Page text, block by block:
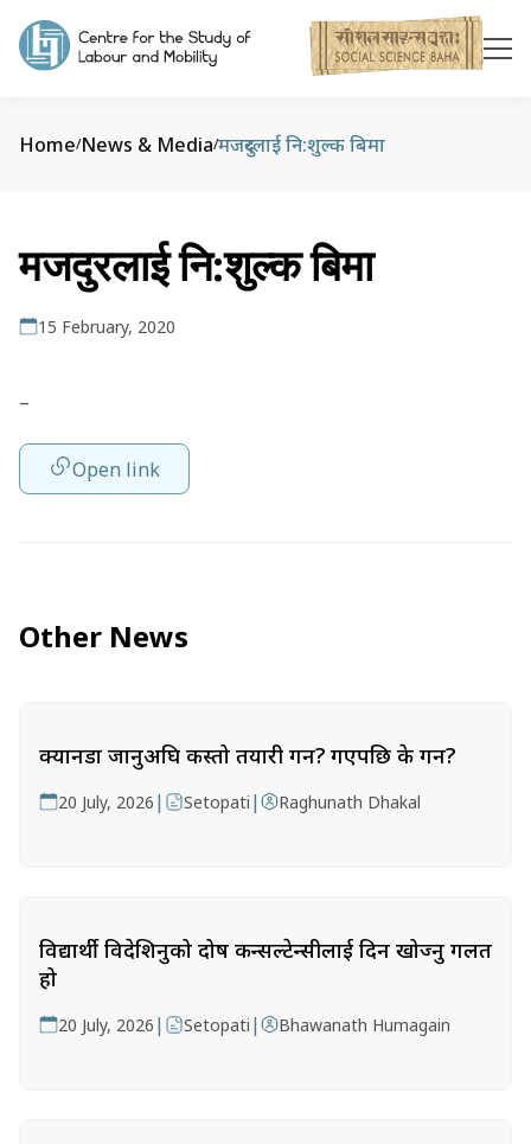
Home/News & Media/मजदुरलाई नि:शुल्क बिमा
मजदुरलाई नि:शुल्क बिमा
15 February, 2020
–
Open link
Other News
क्यानडा जानुअघि कस्तो तयारी गर्ने? गएपछि के गर्ने?
20 July, 2026 | Setopati | Raghunath Dhakal
विद्यार्थी विदेशिनुको दोष कन्सल्टेन्सीलाई दिन खोज्नु गलत
हो
20 July, 2026 | Setopati | Bhawanath Humagain